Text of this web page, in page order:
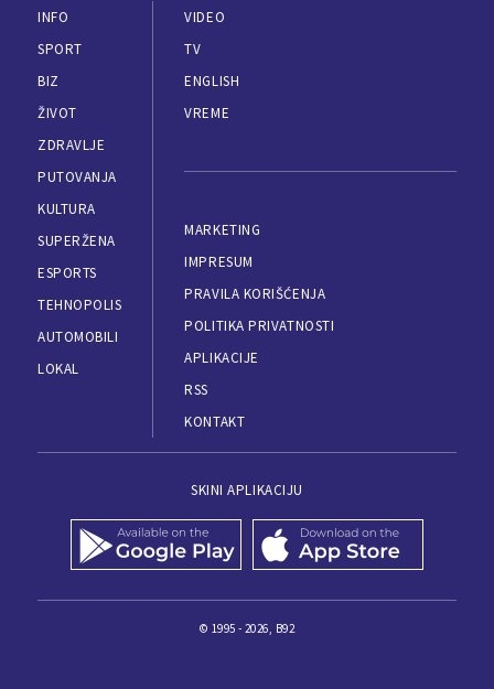
INFO
SPORT
BIZ
ŽIVOT
ZDRAVLJE
PUTOVANJA
KULTURA
SUPERŽENA
ESPORTS
TEHNOPOLIS
AUTOMOBILI
LOKAL
VIDEO
TV
ENGLISH
VREME
MARKETING
IMPRESUM
PRAVILA KORIŠĆENJA
POLITIKA PRIVATNOSTI
APLIKACIJE
RSS
KONTAKT
SKINI APLIKACIJU
© 1995 - 2026, B92